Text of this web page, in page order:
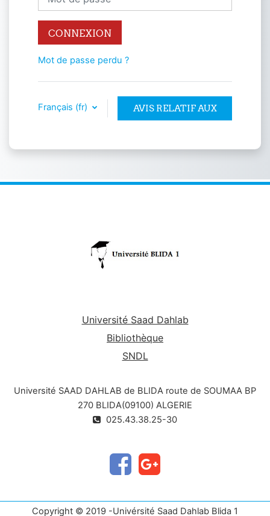
CONNEXION
Mot de passe perdu ?
Français ‎(fr)‎ AVIS RELATIF AUX
Université Saad Dahlab
Bibliothèque
SNDL
Université SAAD DAHLAB de BLIDA route de SOUMAA BP
270 BLIDA(09100) ALGERIE
025.43.38.25-30
Copyright © 2019 -Univérsité Saad Dahlab Blida 1